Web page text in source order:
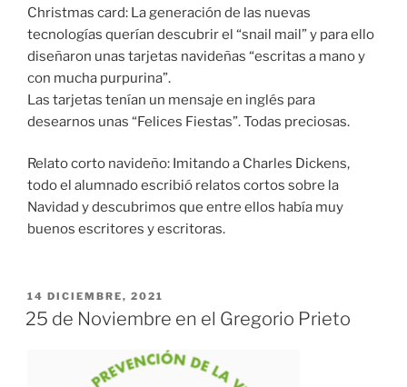
Christmas card: La generación de las nuevas
tecnologías querían descubrir el “snail mail” y para ello
diseñaron unas tarjetas navideñas “escritas a mano y
con mucha purpurina”.
Las tarjetas tenían un mensaje en inglés para
desearnos unas “Felices Fiestas”. Todas preciosas.
Relato corto navideño: Imitando a Charles Dickens,
todo el alumnado escribió relatos cortos sobre la
Navidad y descubrimos que entre ellos había muy
buenos escritores y escritoras.
PUBLICADO
EL
14 DICIEMBRE, 2021
25 de Noviembre en el Gregorio Prieto